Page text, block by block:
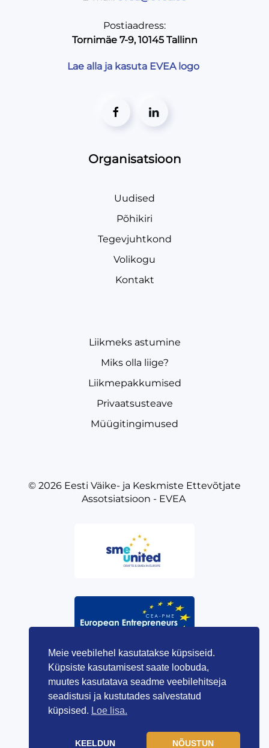
Postiaadress:
Tornimäe 7-9, 10145 Tallinn
Lae alla ja kasuta EVEA logo
Organisatsioon
Uudised
Põhikiri
Tegevjuhtkond
Volikogu
Kontakt
Liikmeks astumine
Miks olla liige?
Liikmepakkumised
Privaatsusteave
Müügitingimused
© 2026 Eesti Väike- ja Keskmiste Ettevõtjate
Assotsiatsioon - EVEA
Meie veebilehel kasutatakse küpsiseid.
Küpsiste kasutamisest saate loobuda,
muutes kasutatava seadme veebilehitseja
seadistusi ja kustutades salvestatud
küpsised. Loe lisa.
KEELDUN NÕUSTUN